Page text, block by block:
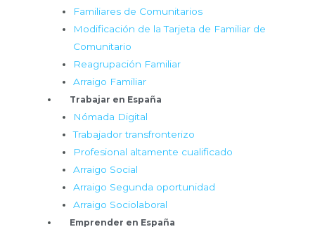
Familiares de Comunitarios
Modificación de la Tarjeta de Familiar de
Comunitario
Reagrupación Familiar
Arraigo Familiar
Trabajar en España
Nómada Digital
Trabajador transfronterizo
Profesional altamente cualificado
Arraigo Social
Arraigo Segunda oportunidad
Arraigo Sociolaboral
Emprender en España